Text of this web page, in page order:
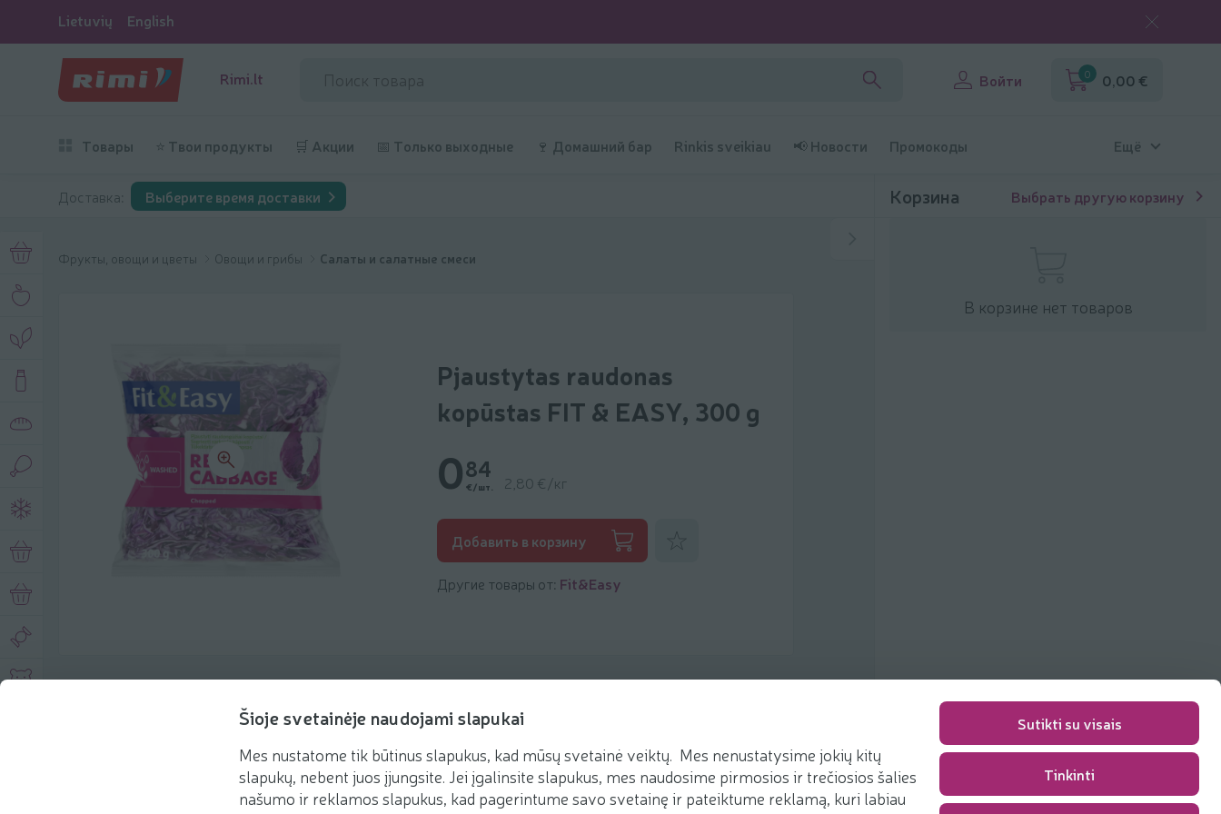
Šioje svetainėje naudojami slapukai
Mes nustatome tik būtinus slapukus, kad mūsų svetainė veiktų. Mes nenustatysime jokių kitų
slapukų, nebent juos įjungsite. Jei įgalinsite slapukus, mes naudosime pirmosios ir trečiosios šalies
našumo ir reklamos slapukus, kad pagerintume savo svetainę ir pateiktume reklamą, kuri labiau
Sutikti su visais
Tinkinti
Lietuvių English
Rimi.lt Войти 0 0,00 €
Товары ⭐ Твои продукты 🛒 Акции 📅 Только выходные 🍷 Домашний бар Rinkis sveikiau 📢 Новости Промокоды Ещё
Доставка: Выберите время доставки
Фрукты, овощи и цветы Овощи и грибы Салаты и салатные смеси
Pjaustytas raudonas
kopūstas FIT & EASY, 300 g
084
€/шт. 2,80 €/кг
Добавить в корзину
Другие товары от: Fit&Easy
Описание продукта
Рекомендации Рецепты
Корзина Выбрать другую корзину
В корзине нет товаров
Упаковка 0,00 €
Сумма 0,00 €